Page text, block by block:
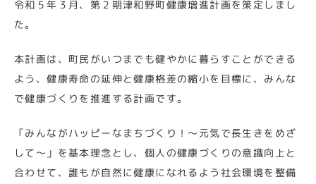
令和５年３月、第２期津和野町健康増進計画を策定しまし
た。
本計画は、町民がいつまでも健やかに暮らすことができる
よう、健康寿命の延伸と健康格差の縮小を目標に、みんな
で健康づくりを推進する計画です。
「みんながハッピーなまちづくり！～元気で長生きをめざ
して～」を基本理念とし、個人の健康づくりの意識向上と
合わせて、誰もが自然に健康になれるよう社会環境を整備